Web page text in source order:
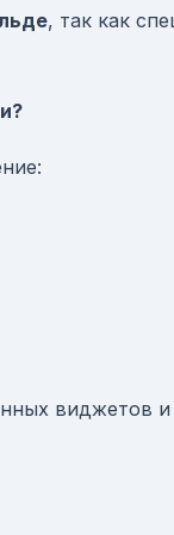
, так как
виджетов